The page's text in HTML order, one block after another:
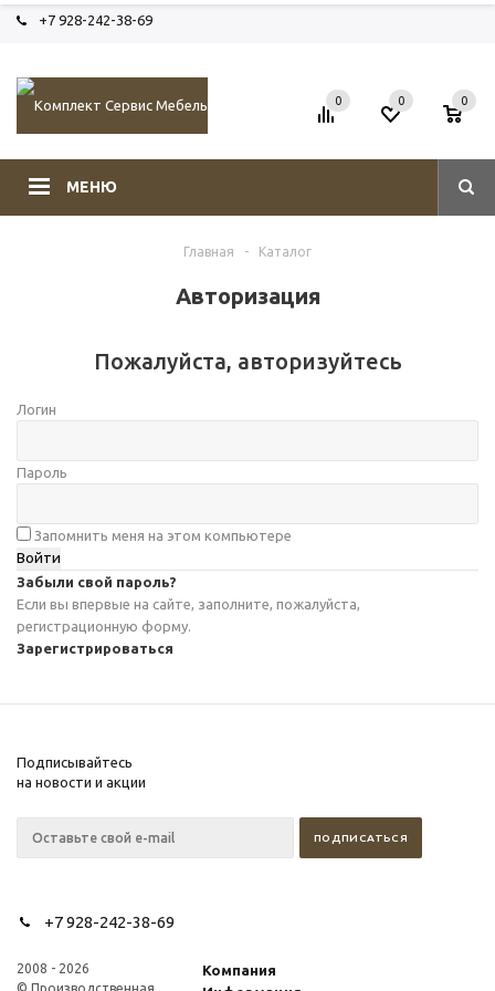
+7 928-242-38-69
МЕНЮ
0 0 0
Главная - Каталог
Авторизация
Пожалуйста, авторизуйтесь
Логин
Пароль
Запомнить меня на этом компьютере
Забыли свой пароль?
Если вы впервые на сайте, заполните, пожалуйста,
регистрационную форму.
Зарегистрироваться
Подписывайтесь
на новости и акции
+7 928-242-38-69
2008 - 2026
Компания